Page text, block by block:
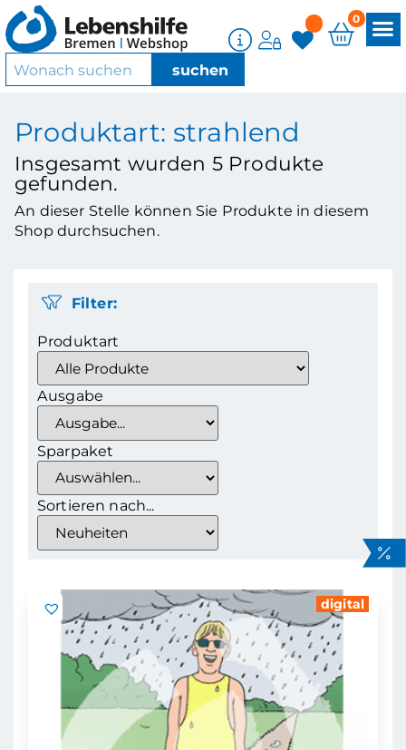
0
Produktart: strahlend
Insgesamt wurden 5Produkte
gefunden.
An dieser Stelle können Sie Produkte in diesem
Shop durchsuchen.
Filter:
Produktart
Ausgabe
Sparpaket
Sortieren nach...
digital